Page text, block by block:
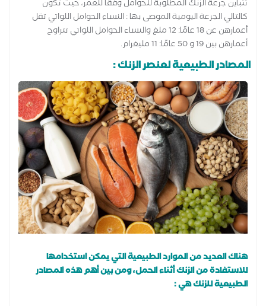
تتباين جرعة الزنك المطلوبة للحوامل وفقًا للعمر، حيث تكون
كالتالي الجرعة اليومية الموصى بها : النساء الحوامل اللواتي تقل
أعمارهن عن 18 عامًا: 12 ملغ والنساء الحوامل اللواتي تتراوح
أعمارهن بين 19 و 50 عامًا: 11 مليغرام.
المصادر الطبيعية لعنصر الزنك :
هناك العديد من الموارد الطبيعية التي يمكن استخدامها
للاستفادة من الزنك أثناء الحمل، ومن بين أهم هذه المصادر
الطبيعية للزنك هي :